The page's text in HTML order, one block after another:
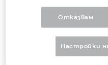
Отказвам
Настройки